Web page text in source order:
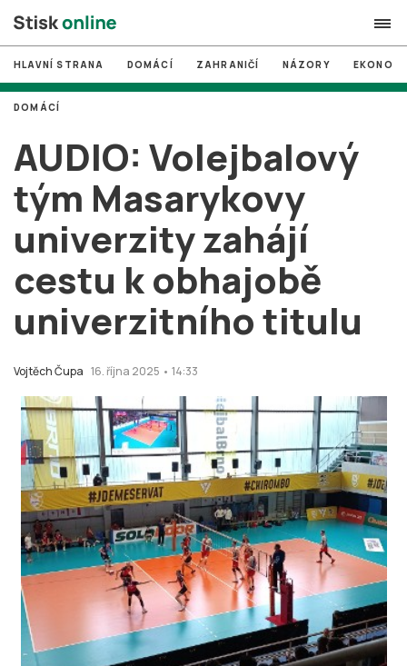
search
# MUNI
# Brno
# volby
login PŘIHLÁSIT SE
Zapomněli jste heslo?
HLAVNÍ STRANA DOMÁCÍ ZAHRANIČÍ NÁZORY
AUDIO: Volejbalový
tým Masarykovy
univerzity zahájí
cestu k obhajobě
univerzitního titulu
Vojtěch Čupa 16. října 2025 • 14:33
DOMÁCÍ